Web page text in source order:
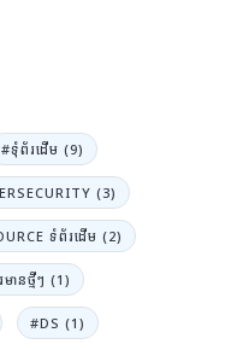
#ទំុព័រដេីម (9)
(3)
ទំព័រដើម (2)
ានថ្មីៗ (1)
#DS (1)